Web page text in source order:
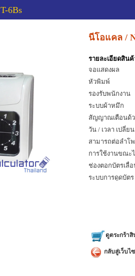
T-6Bs
นีโอแคล /
รายละเอียดสินค้
จอแสดงผล
หัวพิมพ์
รองรับพนักงาน
ระบบผ้าหมึก
สัญญาณเตือนด้ว
วัน / เวลา เปลี่
สามารถต่อลำโ
การใช้งานขณะ
ช่องตอกบัตรเลื่
ระบบการดูดบัตร
ดูตระกร้า
กลับสู่เว็บไ